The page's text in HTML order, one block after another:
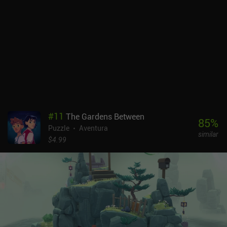
potente, puede que tú también lo disfrutes. Probar Superliminal es
gratis, después de lo cual un único iAP de 7,99 $ desbloquea el
resto del juego.
#11 The Gardens Between
Puzzle
Aventura
$4.99
85%
similar